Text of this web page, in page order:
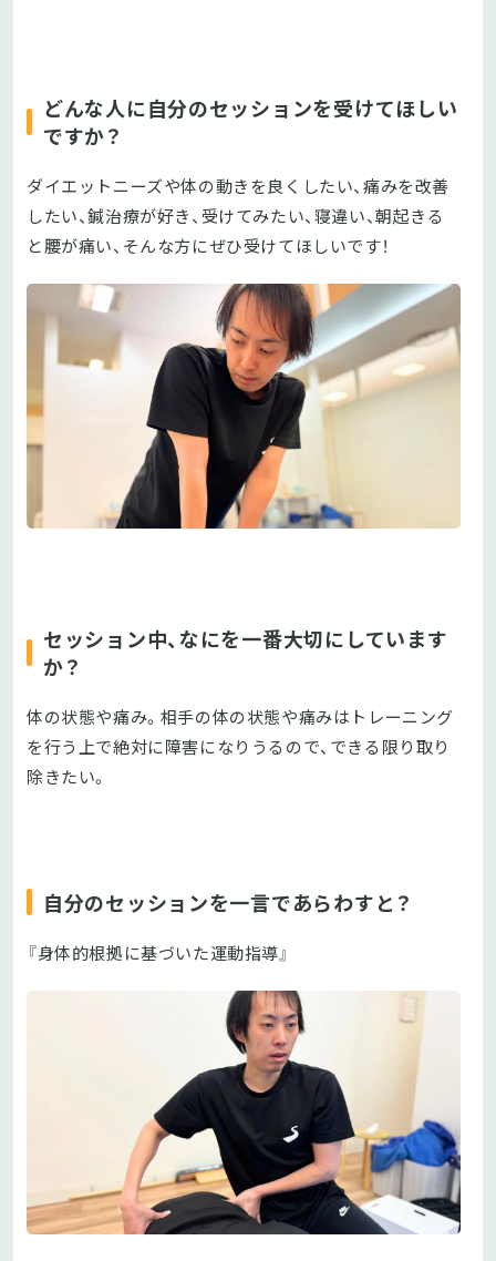
どんな人に自分のセッションを受けてほしい
ですか？
ダイエットニーズや体の動きを良くしたい、痛みを改善
したい、鍼治療が好き、受けてみたい、寝違い、朝起きる
と腰が痛い、そんな方にぜひ受けてほしいです！
セッション中、なにを一番大切にしています
か？
体の状態や痛み。相手の体の状態や痛みはトレーニング
を行う上で絶対に障害になりうるので、できる限り取り
除きたい。
自分のセッションを一言であらわすと？
『身体的根拠に基づいた運動指導』